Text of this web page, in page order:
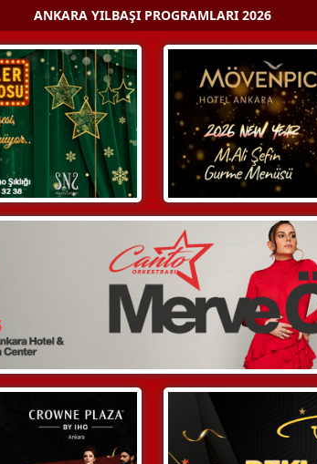
ANKARA YILBAŞI PROGRAMLARI 2026